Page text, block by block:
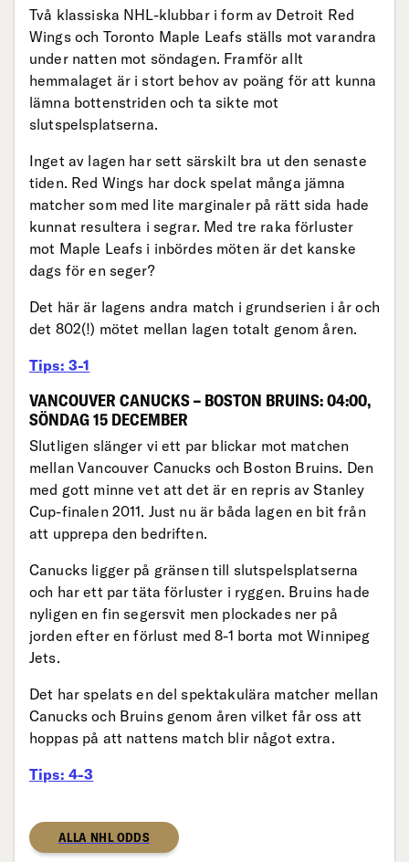
Två klassiska NHL-klubbar i form av Detroit Red
Wings och Toronto Maple Leafs ställs mot varandra
under natten mot söndagen. Framför allt
hemmalaget är i stort behov av poäng för att kunna
lämna bottenstriden och ta sikte mot
slutspelsplatserna.
Inget av lagen har sett särskilt bra ut den senaste
tiden. Red Wings har dock spelat många jämna
matcher som med lite marginaler på rätt sida hade
kunnat resultera i segrar. Med tre raka förluster
mot Maple Leafs i inbördes möten är det kanske
dags för en seger?
Det här är lagens andra match i grundserien i år och
det 802(!) mötet mellan lagen totalt genom åren.
Tips: 3-1
VANCOUVER CANUCKS – BOSTON BRUINS: 04:00,
SÖNDAG 15 DECEMBER
Slutligen slänger vi ett par blickar mot matchen
mellan Vancouver Canucks och Boston Bruins. Den
med gott minne vet att det är en repris av Stanley
Cup-finalen 2011. Just nu är båda lagen en bit från
att upprepa den bedriften.
Canucks ligger på gränsen till slutspelsplatserna
och har ett par täta förluster i ryggen. Bruins hade
nyligen en fin segersvit men plockades ner på
jorden efter en förlust med 8-1 borta mot Winnipeg
Jets.
Det har spelats en del spektakulära matcher mellan
Canucks och Bruins genom åren vilket får oss att
hoppas på att nattens match blir något extra.
Tips: 4-3
ALLA NHL ODDS